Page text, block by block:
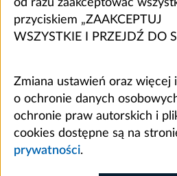
od razu zaakceptować
przyciskiem „ZAAKCEPTUJ
WSZYSTKIE I PRZEJDŹ DO
Zmiana ustawień oraz więcej
o ochronie danych
ochronie praw autorskich i
cookies dostępne są na
prywatności.